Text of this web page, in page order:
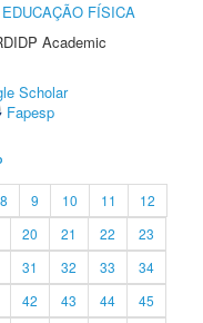
FÍSICA
Academic
Scholar
Fapesp
8 9 10 11
12
20 21 22
23
31 32 33
34
42 43 44
45